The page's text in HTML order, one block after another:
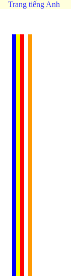
Trang tiếng Anh